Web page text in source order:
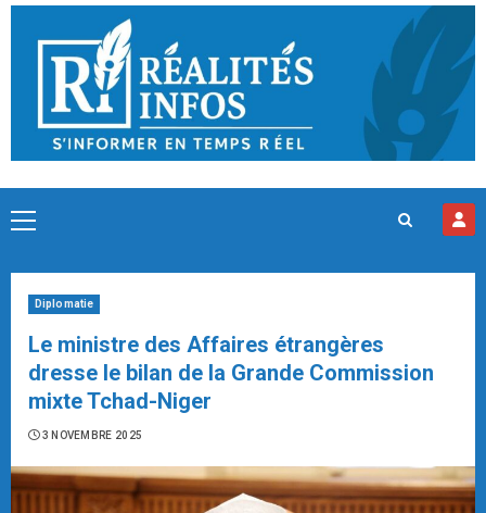
Skip
content
Primary
Diplomatie
Le ministre des Affaires étrangères
dresse le bilan de la Grande Commission
mixte Tchad-Niger
3 NOVEMBRE 2025